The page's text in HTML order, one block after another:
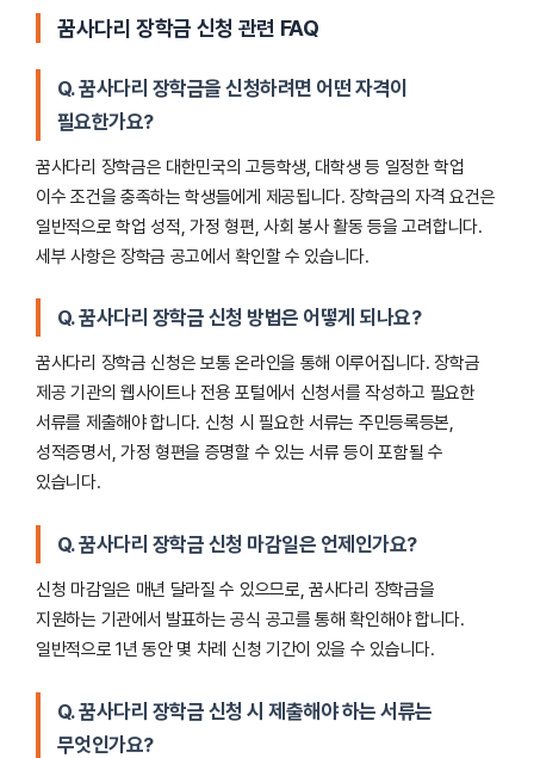
꿈사다리 장학금 신청 관련 FAQ
Q. 꿈사다리 장학금을 신청하려면 어떤 자격이
필요한가요?
꿈사다리 장학금은 대한민국의 고등학생, 대학생 등 일정한 학업
이수 조건을 충족하는 학생들에게 제공됩니다. 장학금의 자격 요건은
일반적으로 학업 성적, 가정 형편, 사회 봉사 활동 등을 고려합니다.
세부 사항은 장학금 공고에서 확인할 수 있습니다.
Q. 꿈사다리 장학금 신청 방법은 어떻게 되나요?
꿈사다리 장학금 신청은 보통 온라인을 통해 이루어집니다. 장학금
제공 기관의 웹사이트나 전용 포털에서 신청서를 작성하고 필요한
서류를 제출해야 합니다. 신청 시 필요한 서류는 주민등록등본,
성적증명서, 가정 형편을 증명할 수 있는 서류 등이 포함될 수
있습니다.
Q. 꿈사다리 장학금 신청 마감일은 언제인가요?
신청 마감일은 매년 달라질 수 있으므로, 꿈사다리 장학금을
지원하는 기관에서 발표하는 공식 공고를 통해 확인해야 합니다.
일반적으로 1년 동안 몇 차례 신청 기간이 있을 수 있습니다.
Q. 꿈사다리 장학금 신청 시 제출해야 하는 서류는
무엇인가요?